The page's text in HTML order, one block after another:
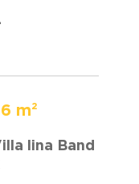
m²
lina Band